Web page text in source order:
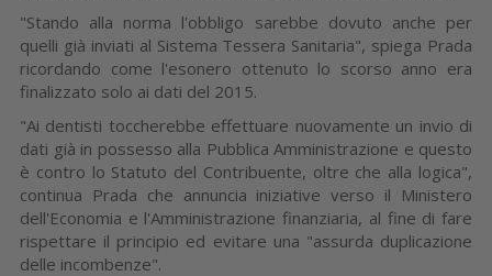
"Stando alla norma l'obbligo sarebbe dovuto anche per
quelli già inviati al Sistema Tessera Sanitaria", spiega Prada
ricordando come l'esonero ottenuto lo scorso anno era
finalizzato solo ai dati del 2015.
"Ai dentisti toccherebbe effettuare nuovamente un invio di
dati già in possesso alla Pubblica Amministrazione e questo
è contro lo Statuto del Contribuente, oltre che alla logica",
continua Prada che annuncia iniziative verso il Ministero
dell'Economia e l'Amministrazione finanziaria, al fine di fare
rispettare il principio ed evitare una "assurda duplicazione
delle incombenze".